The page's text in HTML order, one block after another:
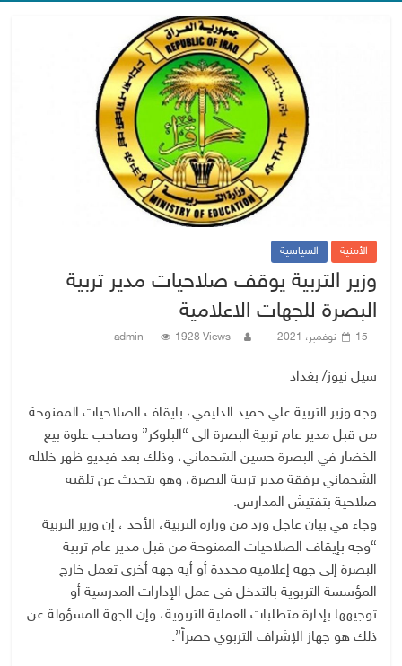
الأمنية السياسية
وزير التربية يوقف صلاحيات مدير تربية
البصرة للجهات الاعلامية
15 نوفمبر، 2021 admin 1928 Views
سيل نيوز/ بغداد
وجه وزير التربية علي حميد الدليمي، بايقاف الصلاحيات الممنوحة
من قبل مدير عام تربية البصرة الى “البلوكر” وصاحب علوة بيع
الخضار في البصرة حسين الشحماني، وذلك بعد فيديو ظهر خلاله
الشحماني برفقة مدير تربية البصرة، وهو يتحدث عن تلقيه
صلاحية بتفتيش المدارس.
وجاء في بيان عاجل ورد من وزارة التربية، الأحد ، إن وزير التربية
“وجه بإيقاف الصلاحيات الممنوحة من قبل مدير عام تربية
البصرة إلى جهة إعلامية محددة أو أية جهة أخرى تعمل خارج
المؤسسة التربوية بالتدخل في عمل الإدارات المدرسية أو
توجيهها بإدارة متطلبات العملية التربوية، وإن الجهة المسؤولة عن
ذلك هو جهاز الإشراف التربوي حصراً”.